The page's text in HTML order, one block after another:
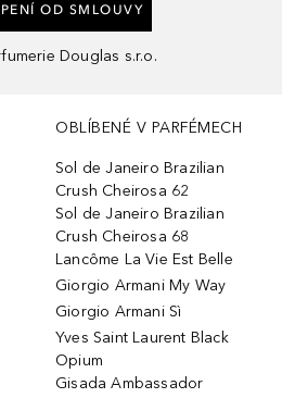
OD SMLOUVY
Douglas s.r.o.
OBLÍBENÉ V PARFÉMECH
Sol de Janeiro Brazilian
Crush Cheirosa 62
Sol de Janeiro Brazilian
Crush Cheirosa 68
Lancôme La Vie Est Belle
Giorgio Armani My Way
Giorgio Armani Sì
Yves Saint Laurent Black
Opium
Gisada Ambassador